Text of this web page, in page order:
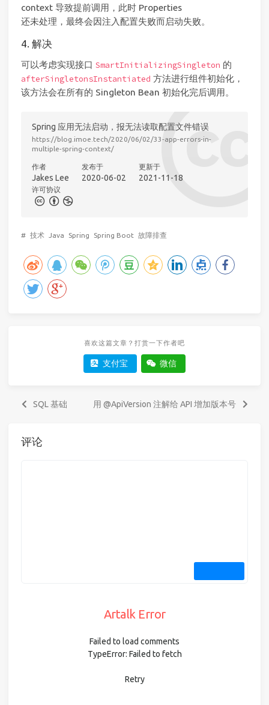
context 导致提前调用，此时 Properties
还未处理，最终会因注入配置失败而启动失败。
4. 解决
可以考虑实现接口 SmartInitializingSingleton 的
afterSingletonsInstantiated 方法进行组件初始化，
该方法会在所有的 Singleton Bean 初始化完后调用。
Spring 应用无法启动，报无法读取配置文件错误
https://blog.imoe.tech/2020/06/02/33-app-errors-in-
multiple-spring-context/
作者
Jakes Lee
发布于
2020-06-02
更新于
2021-11-18
许可协议
# 技术 Java Spring Spring Boot 故障排查
喜欢这篇文章？打赏一下作者吧
支付宝 微信
SQL 基础 用 @ApiVersion 注解给 API 增加版本号
评论
Artalk Error
Failed to load comments
TypeError: Failed to fetch
Retry